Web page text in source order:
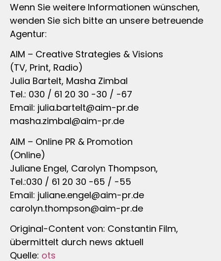
Wenn Sie weitere Informationen wünschen,
wenden Sie sich bitte an unsere betreuende
Agentur:
AIM – Creative Strategies & Visions
(TV, Print, Radio)
Julia Bartelt, Masha Zimbal
Tel.: 030 / 61 20 30 -30 / -67
Email: julia.bartelt@aim-pr.de
masha.zimbal@aim-pr.de
AIM – Online PR & Promotion
(Online)
Juliane Engel, Carolyn Thompson,
Tel.:030 / 61 20 30 -65 / -55
Email: juliane.engel@aim-pr.de
carolyn.thompson@aim-pr.de
Original-Content von: Constantin Film,
übermittelt durch news aktuell
Quelle: ots